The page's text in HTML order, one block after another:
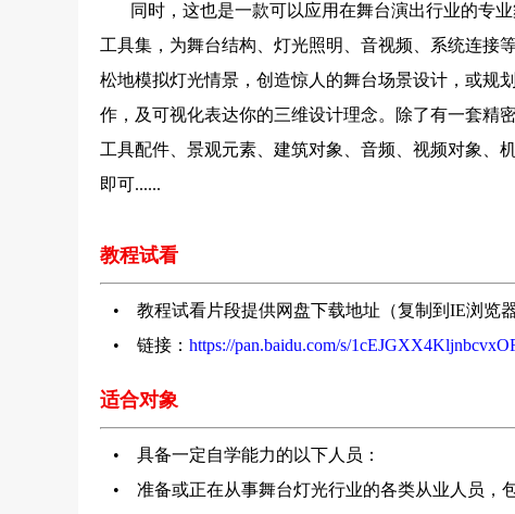
同时， 这也是一款可以应用在舞台演出行业的专
工具集，为舞台结构、灯光照明、音视频、系统连接
松地模拟灯光情景，创造惊人的舞台场景设计，或规
作，及可视化表达你的三维设计理念。除了有一套精
工具配件、景观元素、建筑对象、音频、视频对象、
即可......
教程试看
• 教程试看片段提供网盘下载地址（复制到IE浏览
• 链接： https://pan.baidu.com/s/
适合对象
• 具备一定自学能力的以下人员：
• 准备或正在从事舞台灯光行业的各类从业人员，